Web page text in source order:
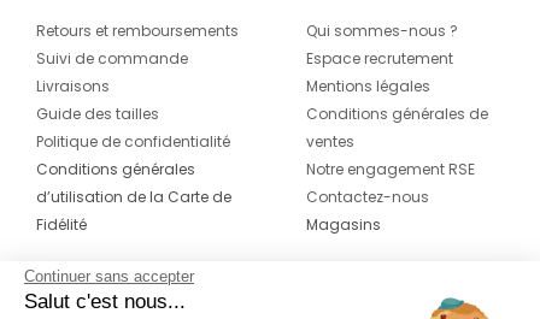
Retours et remboursements
Suivi de commande
Livraisons
Guide des tailles
Politique de confidentialité
Conditions générales
d’utilisation de la Carte de
Fidélité
Qui sommes-nous ?
Espace recrutement
Mentions légales
Conditions générales de
ventes
Notre engagement RSE
Contactez-nous
Magasins
CONTACT
Continuer sans accepter
Salut c'est nous...